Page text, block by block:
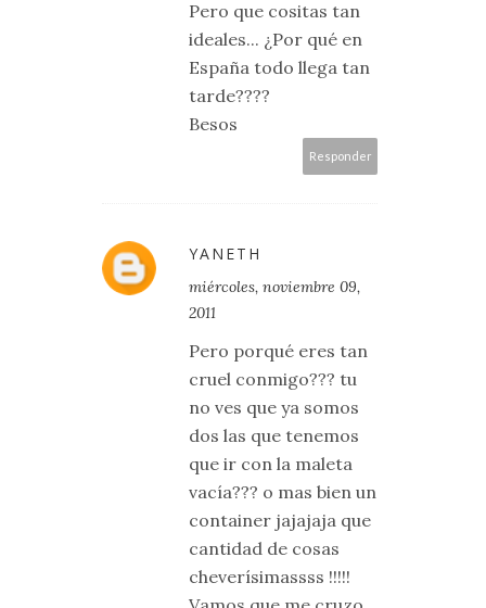
Pero que cositas tan
ideales... ¿Por qué en
España todo llega tan
tarde????
Besos
Responder
YANETH
miércoles, noviembre 09,
2011
Pero porqué eres tan
cruel conmigo??? tu
no ves que ya somos
dos las que tenemos
que ir con la maleta
vacía??? o mas bien un
container jajajaja que
cantidad de cosas
cheverísimassss !!!!!